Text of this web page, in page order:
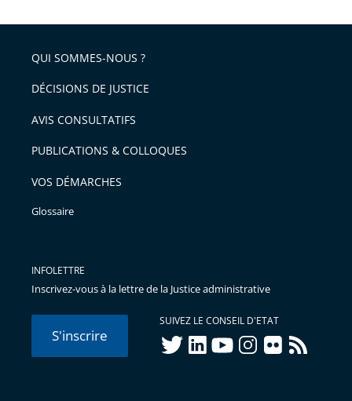
arriver
après
l'article
pour
avant
QUI SOMMES-NOUS ?
DÉCISIONS DE JUSTICE
AVIS CONSULTATIFS
PUBLICATIONS & COLLOQUES
VOS DÉMARCHES
Glossaire
INFOLETTRE
Inscrivez-vous à la lettre de la Justice administrative
S'inscrire
SUIVEZ LE CONSEIL D'ETAT
twitterlinkedInyoutubeinstagram
flickr rss